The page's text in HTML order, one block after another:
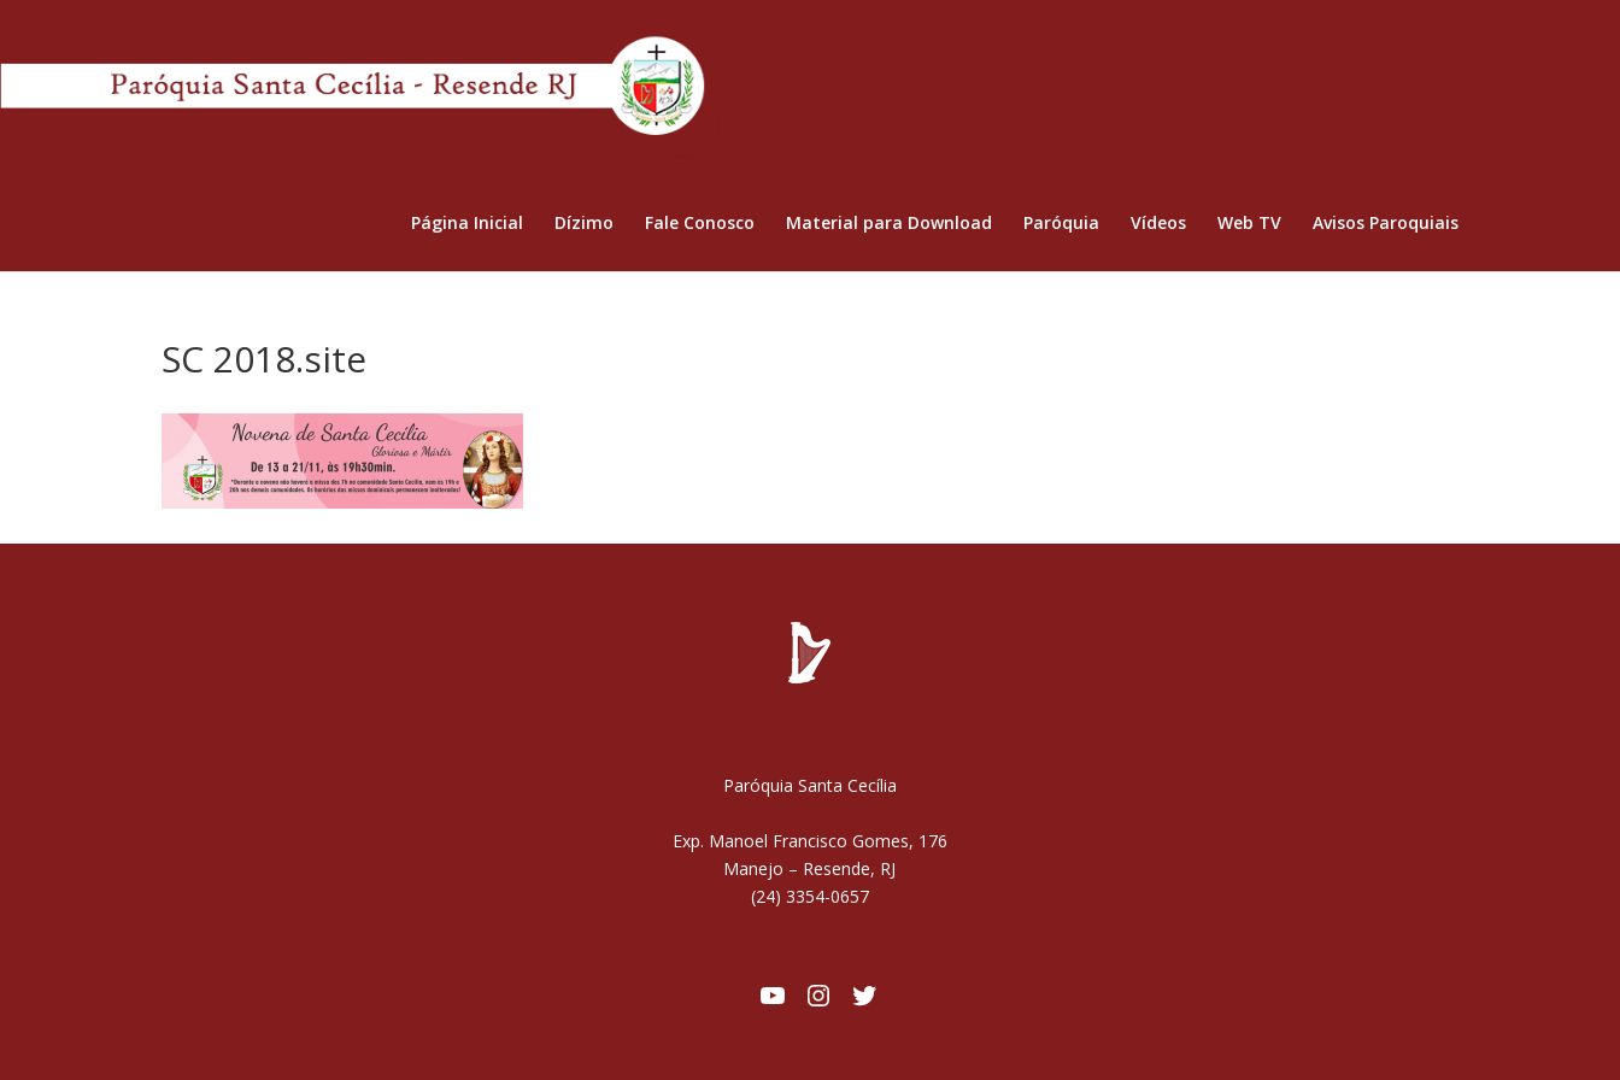
Página Inicial Dízimo Fale Conosco Material para Download Paróquia Vídeos Web TV Avisos Paroquiais
SC 2018.site
Paróquia Santa Cecília
Exp. Manoel Francisco Gomes, 176
Manejo – Resende, RJ
(24) 3354-0657
Youtube
Instagram
Twitter